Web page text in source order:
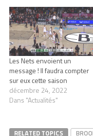
Les Nets envoient un
message ! Il faudra compter
sur eux cette saison
décembre 24, 2022
Dans "Actualités"
RELATED TOPICS